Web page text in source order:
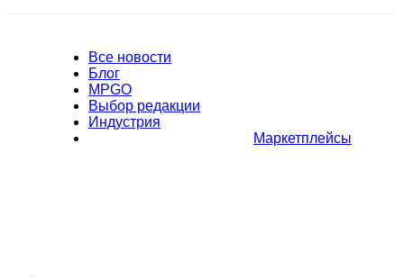
Все новости
Блог
MPGO
Выбор редакции
Индустрия
Маркетплейсы